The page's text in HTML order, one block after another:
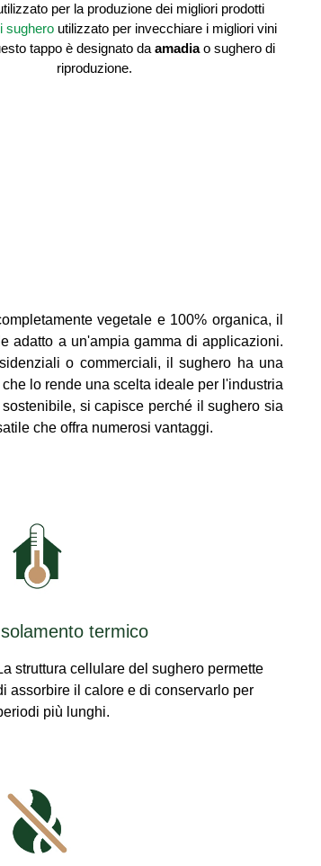
per la produzione dei migliori prodotti
sughero utilizzato per invecchiare i migliori vini
tappo è designato da amadiao sughero di
riproduzione.
vegetale e 100% organica, il
adatto a un'ampia gamma di applicazioni.
o commerciali, il sughero ha una
lo rende una scelta ideale per l'industria
si capisce perché il sughero sia
che offra numerosi vantaggi.
termico
struttura cellulare del sughero permette
assorbire il calore e di conservarlo per
più lunghi.